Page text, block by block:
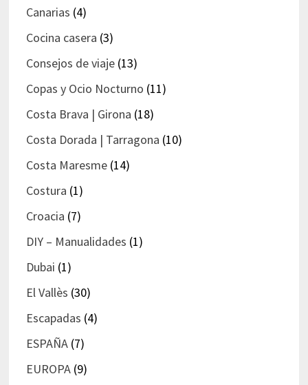
Canarias (4)
Cocina casera (3)
Consejos de viaje(13)
Copas y Ocio Nocturno (11)
Costa Brava | Girona (18)
Costa Dorada | Tarragona (10)
Costa Maresme(14)
Costura (1)
Croacia (7)
DIY – Manualidades (1)
Dubai (1)
El Vallès (30)
Escapadas (4)
ESPAÑA(7)
EUROPA(9)